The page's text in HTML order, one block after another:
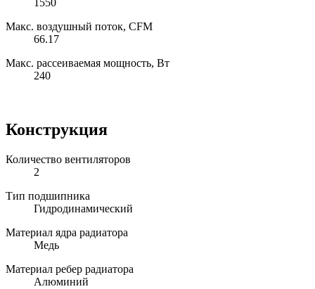
1550
Макс. воздушный поток, CFM
66.17
Макс. рассеиваемая мощность, Вт
240
Конструкция
Количество вентиляторов
2
Тип подшипника
Гидродинамический
Материал ядра радиатора
Медь
Материал ребер радиатора
Алюминий